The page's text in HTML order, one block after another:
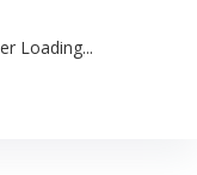
Loading...